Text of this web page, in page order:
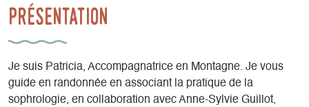
Présentation
Je suis Patricia, Accompagnatrice en Montagne. Je vous
guide en randonnée en associant la pratique de la
sophrologie, en collaboration avec Anne-Sylvie Guillot,